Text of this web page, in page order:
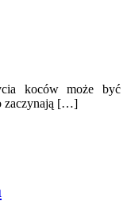
koców może być
zaczynają […]